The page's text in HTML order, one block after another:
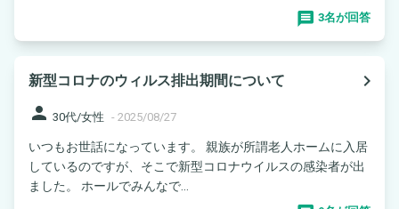
3名が回答
新型コロナのウィルス排出期間について
navigate_next
person 30代/女性 - 2025/08/27
いつもお世話になっています。 親族が所謂老人ホームに入居
しているのですが、そこで新型コロナウイルスの感染者が出
ました。 ホールでみんなで...